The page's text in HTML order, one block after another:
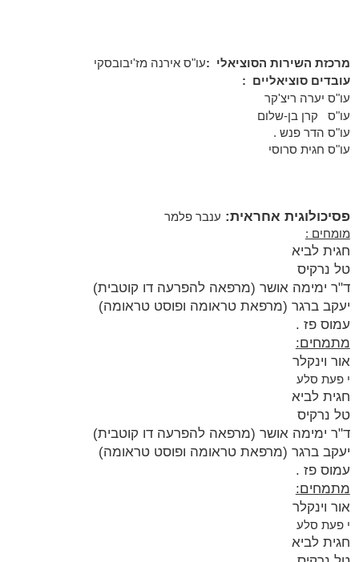
מרכזת השירות הסוציאלי :עו"ס אירנה מז'יבובסקי
עובדים סוציאליים :
עו"ס יערה ריצ'קר
עו"ס
קרן בן-שלום
עו"ס הדר פנש .
עו"ס חגית סרוסי
פסיכולוגית אחראית: ענבר פלמר
מומחים :
חגית לביא
טל נרקיס
ד"ר ימימה אושר (מרפאה להפרעה דו קוטבית)
יעקב ברגר (מרפאת טראומה ופוסט טראומה)
עמוס פז .
מתמחים:
אור וינקלר
יפעת סלע
חגית לביא
טל נרקיס
ד"ר ימימה אושר (מרפאה להפרעה דו קוטבית)
יעקב ברגר (מרפאת טראומה ופוסט טראומה)
עמוס פז .
מתמחים:
אור וינקלר
יפעת סלע
חגית לביא